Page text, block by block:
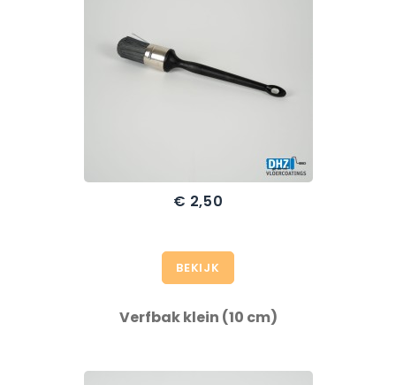
€ 2,50
BEKIJK
Verfbak klein (10 cm)